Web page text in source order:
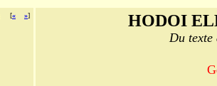
[« »]
HODOI
Du texte